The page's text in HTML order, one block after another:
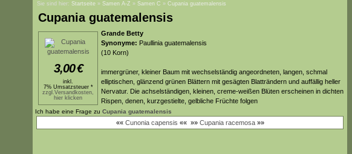
Sie sind hier: Startseite » Samen A-Z » Samen C » Cupania guatemalensis
Cupania guatemalensis
3,00€
inkl.
7% Umsatzsteuer *
zzgl.Versandkosten,
hier klicken
Grande Betty
Synonyme: Paullinia guatemalensis
(10 Korn)
immergrüner, kleiner Baum mit wechselständig angeordneten, langen, schmal
elliptischen, glänzend grünen Blättern mit gesägten Blatträndern und auffällig heller
Nervatur. Die achselständigen, kleinen, creme-weißen Blüten erscheinen in dichten
Rispen, denen, kurzgestielte, gelbliche Früchte folgen
Ich habe eine Frage zu Cupania guatemalensis
«« Cunonia capensis «« »» Cupania racemosa»»